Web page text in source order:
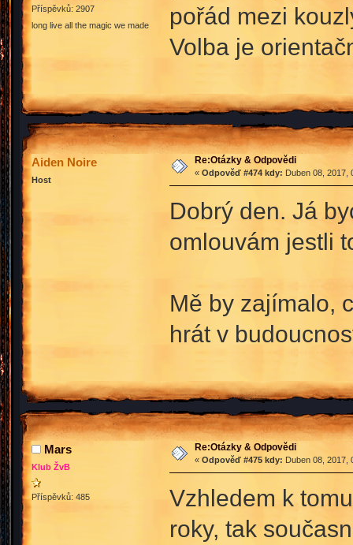
Příspěvků: 2907
long live all the magic we made
pořád mezi
Volba je
Aiden Noire
Host
Re:Otázky & Odpovědi
« Odpověď #474 kdy: Duben 08, 2017,
Dobrý den. Já
omlouvám jestli
Mě by zajímalo,
hrát v
Mars
Klub ŽvB
Příspěvků: 485
Re:Otázky & Odpovědi
« Odpověď #475 kdy: Duben 08, 2017,
Vzhledem k
roky, tak